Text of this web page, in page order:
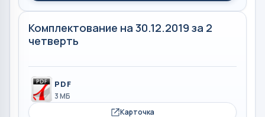
Комплектование на 30.12.2019 за 2
четверть
PDF
3 МБ
Карточка